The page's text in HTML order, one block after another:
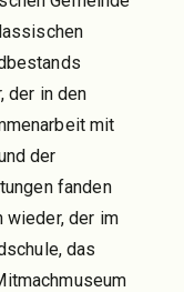
der in den
mit
der
fanden
der im
das